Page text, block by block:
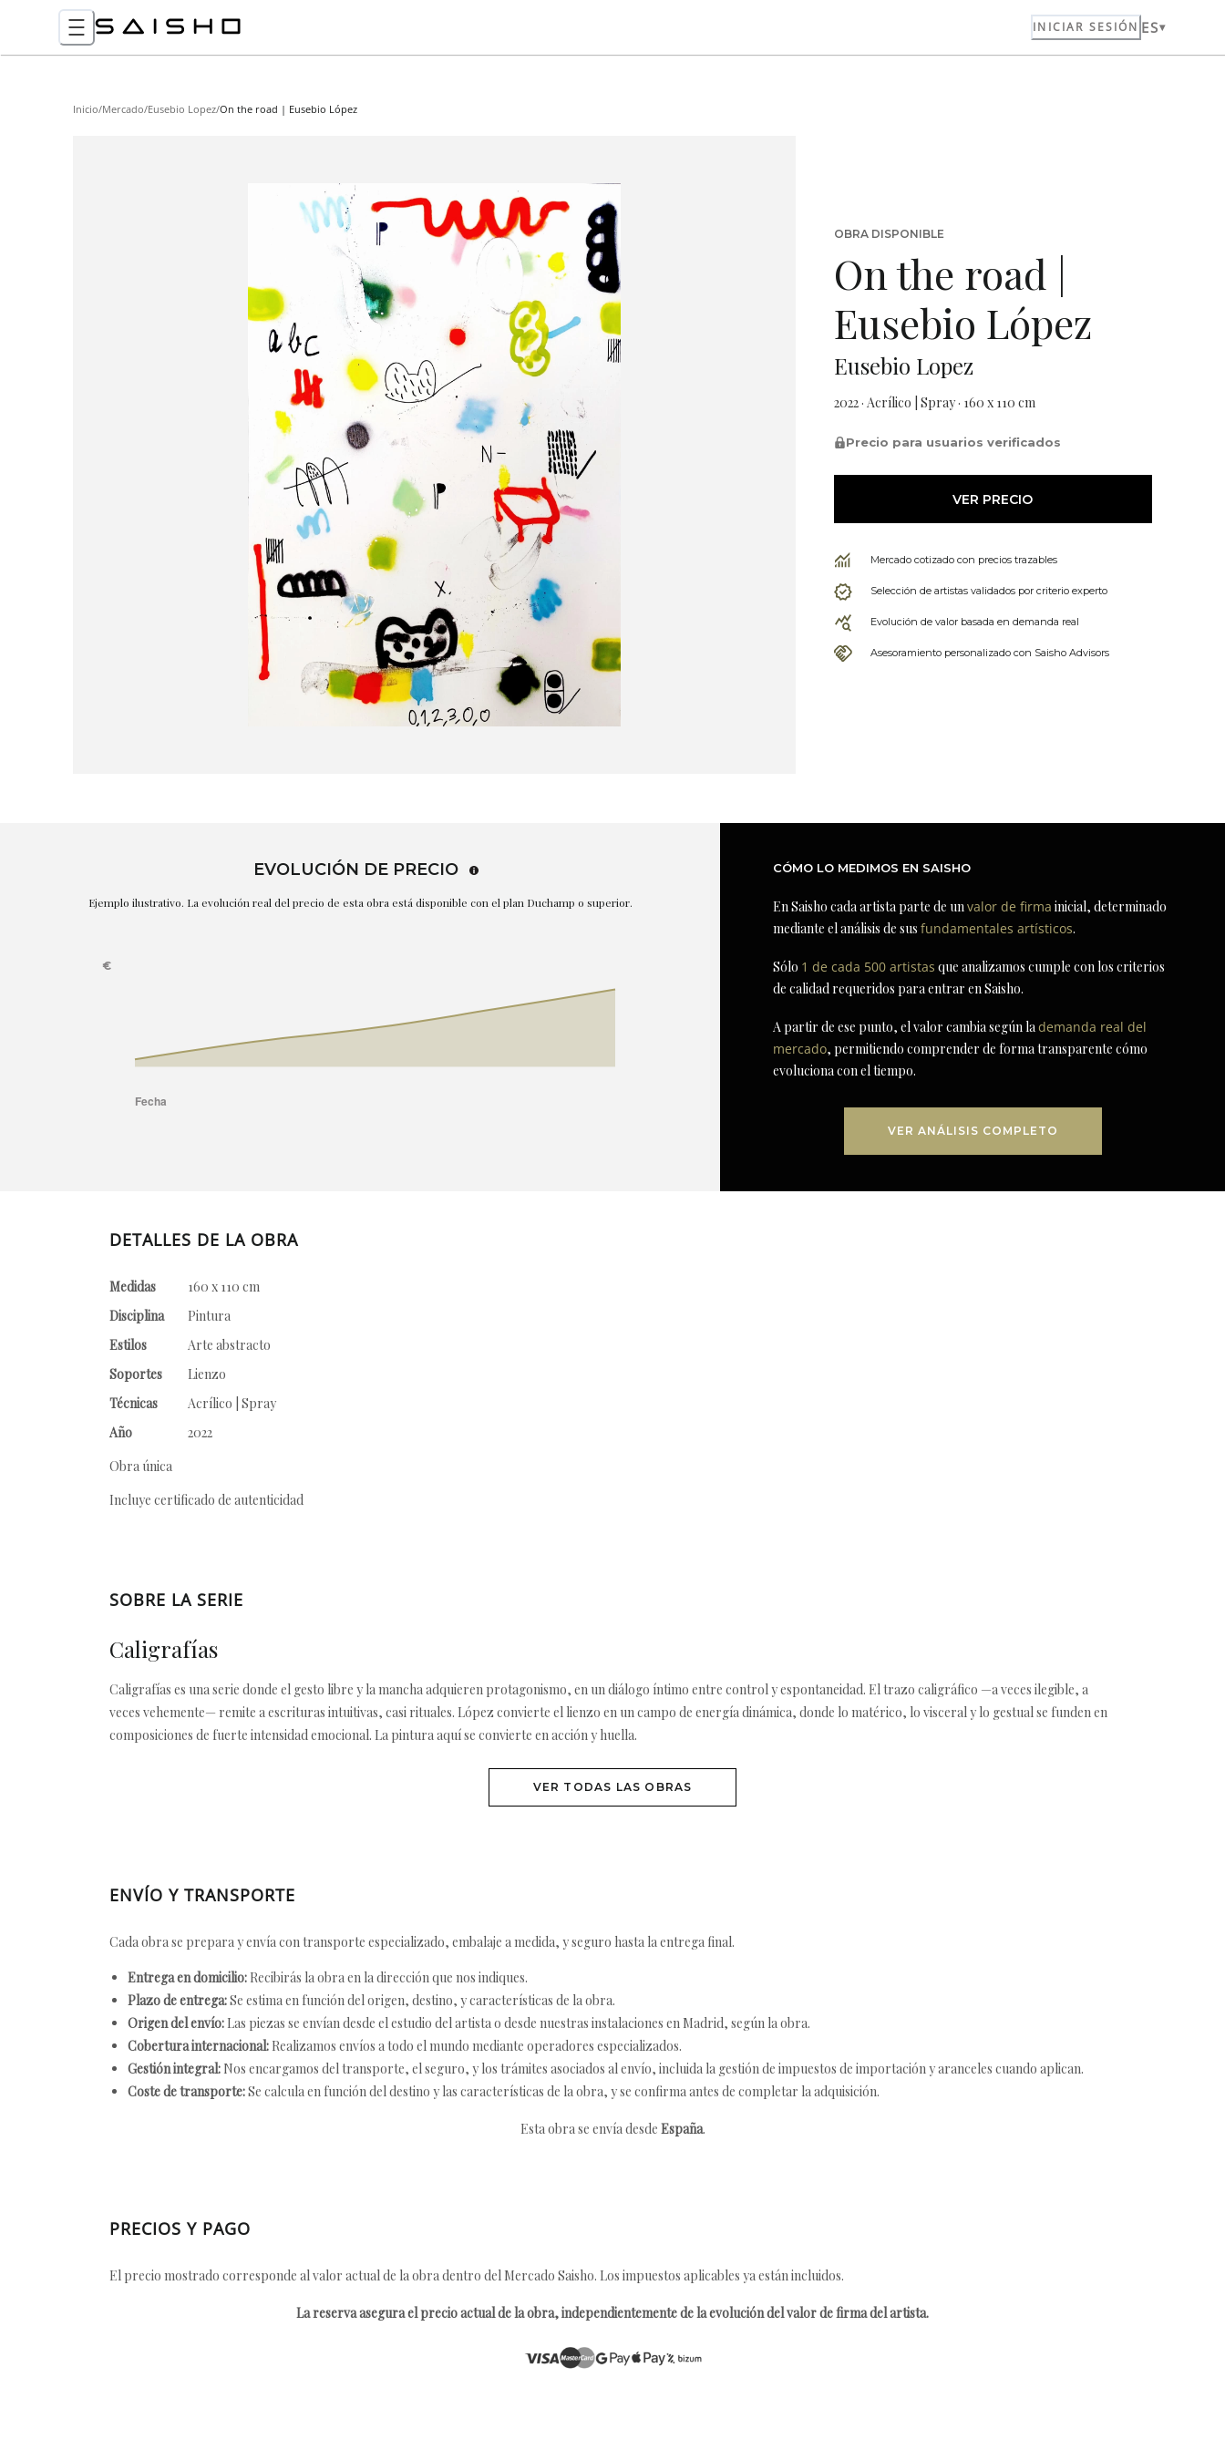
INICIAR SESIÓN ES
Inicio/Mercado/Eusebio Lopez/On the road | Eusebio López
OBRA DISPONIBLE
On the road |
Eusebio López
Eusebio Lopez
2022 · Acrílico | Spray · 160 x 110 cm
Precio para usuarios verificados
VER PRECIO
Mercado cotizado con precios trazables
Selección de artistas validados por criterio experto
Evolución de valor basada en demanda real
Asesoramiento personalizado con Saisho Advisors
EVOLUCIÓN DE PRECIO
Ejemplo ilustrativo. La evolución real del precio de esta obra está disponible con el plan Duchamp o superior.
CÓMO LO MEDIMOS EN SAISHO
En Saisho cada artista parte de unvalor de firma inicial, determinado
mediante el análisis de susfundamentales artísticos.
Sólo 1 de cada 500 artistas que analizamos cumple con los criterios
de calidad requeridos para entrar en Saisho.
A partir de ese punto, el valor cambia según lademanda real del
mercado, permitiendo comprender de forma transparente cómo
evoluciona con el tiempo.
VER ANÁLISIS COMPLETO
DETALLES DE LA OBRA
Medidas
160 x 110 cm
Disciplina
Pintura
Estilos
Arte abstracto
Soportes
Lienzo
Técnicas
Acrílico | Spray
Año
2022
Obra única
Incluye certificado de autenticidad
SOBRE LA SERIE
Caligrafías
Caligrafías es una serie donde el gesto libre y la mancha adquieren protagonismo, en un diálogo íntimo entre control y espontaneidad. El trazo caligráfico —a veces ilegible, a
veces vehemente— remite a escrituras intuitivas, casi rituales. López convierte el lienzo en un campo de energía dinámica, donde lo matérico, lo visceral y lo gestual se funden en
composiciones de fuerte intensidad emocional. La pintura aquí se convierte en acción y huella.
VER TODAS LAS OBRAS
ENVÍO Y TRANSPORTE
Cada obra se prepara y envía con transporte especializado, embalaje a medida, y seguro hasta la entrega final.
Entrega en domicilio: Recibirás la obra en la dirección que nos indiques.
Plazo de entrega:Se estima en función del origen, destino, y características de la obra.
Origen del envío: Las piezas se envían desde el estudio del artista o desde nuestras instalaciones en Madrid, según la obra.
Cobertura internacional: Realizamos envíos a todo el mundo mediante operadores especializados.
Gestión integral: Nos encargamos del transporte, el seguro, y los trámites asociados al envío, incluida la gestión de impuestos de importación y aranceles cuando aplican.
Coste de transporte:Se calcula en función del destino y las características de la obra, y se confirma antes de completar la adquisición.
Esta obra se envía desde España.
PRECIOS Y PAGO
El precio mostrado corresponde al valor actual de la obra dentro del Mercado Saisho. Los impuestos aplicables ya están incluidos.
La reserva asegura el precio actual de la obra, independientemente de la evolución del valor de firma del artista.